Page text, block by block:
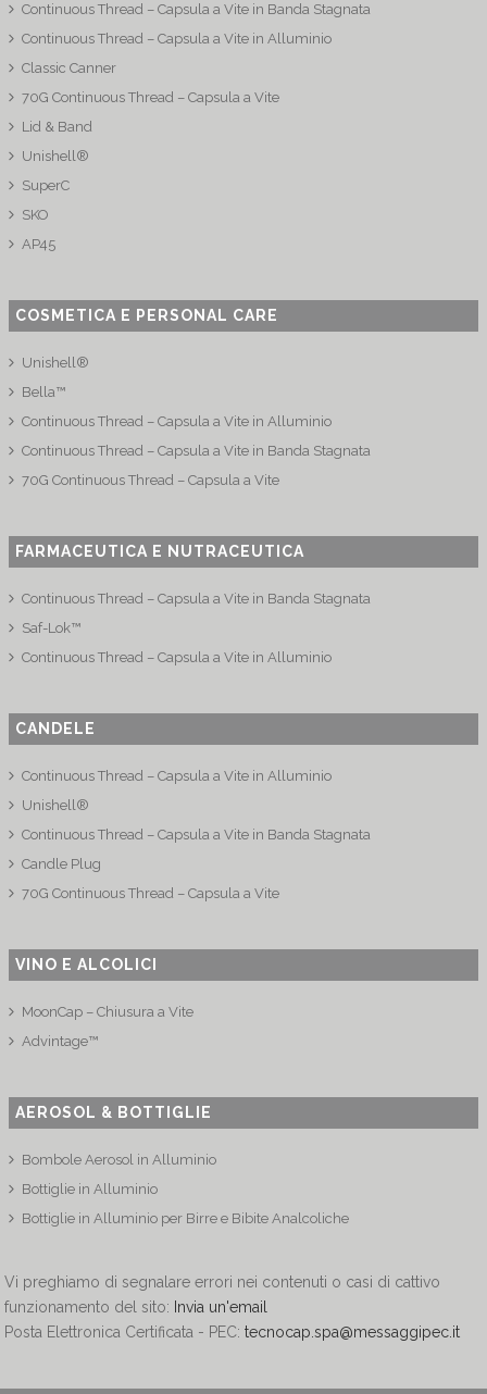
Continuous Thread – Capsula a Vite in Banda Stagnata
Continuous Thread – Capsula a Vite in Alluminio
Classic Canner
70G Continuous Thread – Capsula a Vite
Lid & Band
Unishell®
SuperC
SKO
AP45
COSMETICA E PERSONAL CARE
Unishell®
Bella™
Continuous Thread – Capsula a Vite in Alluminio
Continuous Thread – Capsula a Vite in Banda Stagnata
70G Continuous Thread – Capsula a Vite
FARMACEUTICA E NUTRACEUTICA
Continuous Thread – Capsula a Vite in Banda Stagnata
Saf-Lok™
Continuous Thread – Capsula a Vite in Alluminio
CANDELE
Continuous Thread – Capsula a Vite in Alluminio
Unishell®
Continuous Thread – Capsula a Vite in Banda Stagnata
Candle Plug
70G Continuous Thread – Capsula a Vite
VINO E ALCOLICI
MoonCap – Chiusura a Vite
Advintage™
AEROSOL & BOTTIGLIE
Bombole Aerosol in Alluminio
Bottiglie in Alluminio
Bottiglie in Alluminio per Birre e Bibite Analcoliche
Vi preghiamo di segnalare errori nei contenuti o casi di cattivo
funzionamento del sito: Invia un'email
Posta Elettronica Certificata - PEC:tecnocap.spa@messaggipec.it